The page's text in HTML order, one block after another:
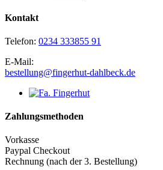
Kontakt
Telefon: 0234 333855 91
E-Mail:
bestellung@fingerhut-dahlbeck.de
Zahlungsmethoden
Vorkasse
Paypal Checkout
Rechnung (nach der 3. Bestellung)